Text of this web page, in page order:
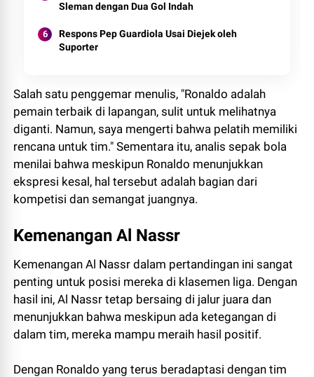
Sleman dengan Dua Gol Indah
Respons Pep Guardiola Usai Diejek oleh
Suporter
Salah satu penggemar menulis, "Ronaldo adalah
pemain terbaik di lapangan, sulit untuk melihatnya
diganti. Namun, saya mengerti bahwa pelatih memiliki
rencana untuk tim." Sementara itu, analis sepak bola
menilai bahwa meskipun Ronaldo menunjukkan
ekspresi kesal, hal tersebut adalah bagian dari
kompetisi dan semangat juangnya.
Kemenangan Al Nassr
Kemenangan Al Nassr dalam pertandingan ini sangat
penting untuk posisi mereka di klasemen liga. Dengan
hasil ini, Al Nassr tetap bersaing di jalur juara dan
menunjukkan bahwa meskipun ada ketegangan di
dalam tim, mereka mampu meraih hasil positif.
Dengan Ronaldo yang terus beradaptasi dengan tim